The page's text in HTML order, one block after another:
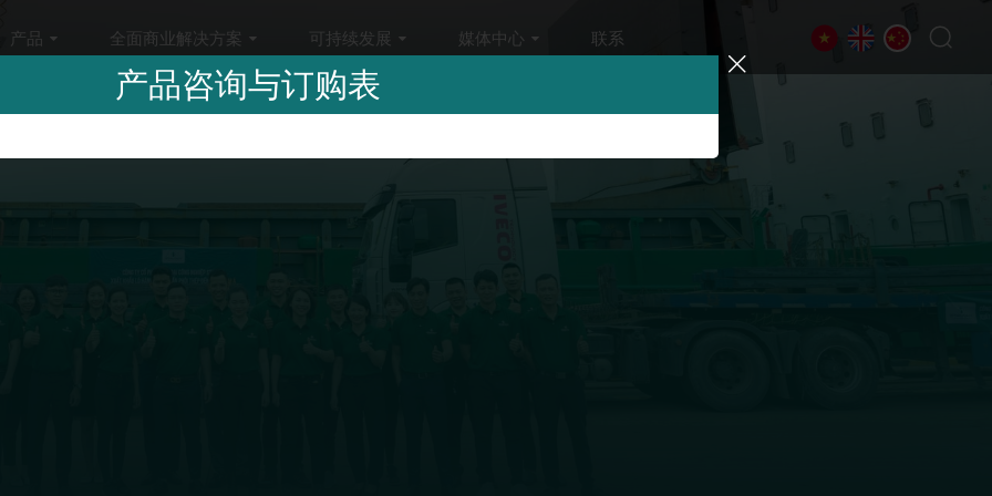
产品 全面商业解决方案 可持续发展 媒体中心 联系
产品咨询与订购表